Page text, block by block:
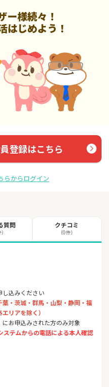
ー様続々！
はじめよう！
登録はこちら
らからログイン
質問 クチコミ
（0件）
込みください
・茨城・群馬・山梨・静岡・福
リアを除く）
お申込みされた方のみ対象
テムからの電話による本人確認